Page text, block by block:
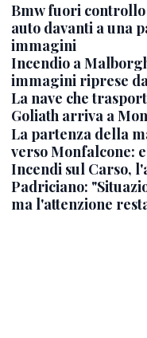
Bmw fuori
auto davanti a una
immagini
Incendio a
immagini riprese
La nave che
Goliath arriva a
La partenza della
verso Monfalcone:
Incendi sul Carso,
Padriciano:
ma l'attenzione